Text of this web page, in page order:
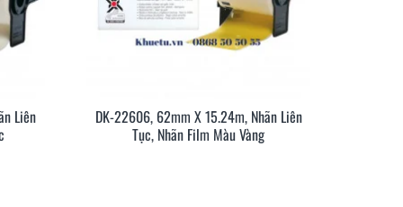
Liên
Xem Nhanh
DK-22606, 62mm X 15.24m, Nhãn Liên
Tục, Nhãn Film Màu Vàng